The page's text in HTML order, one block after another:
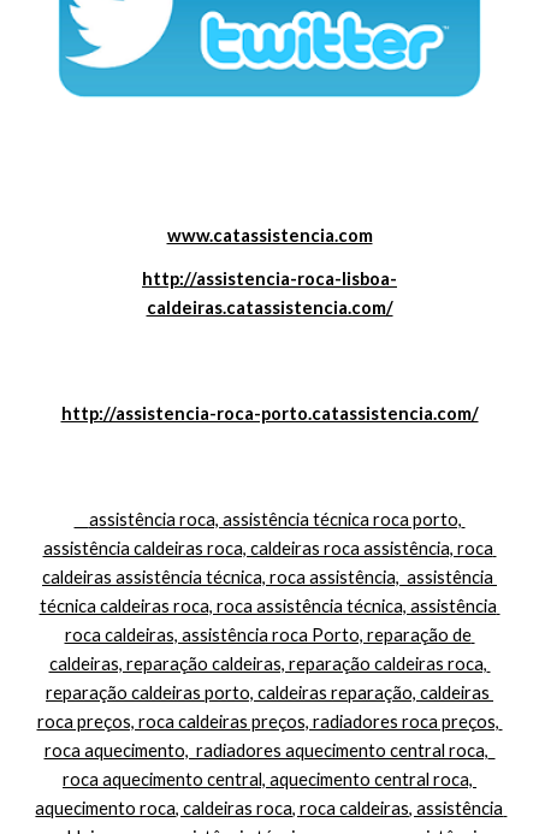
www.catassistencia.com
http://assistencia-roca-lisboa-
caldeiras.catassistencia.com/
http://assistencia-roca-porto.catassistencia.com/
assistência caldeiras roca, caldeiras roca assistência, roca
caldeiras assistência técnica, roca assistência,  assistência
técnica caldeiras roca, roca assistência técnica, assistência
roca caldeiras, assistência roca Porto, reparação de
caldeiras, reparação caldeiras, reparação caldeiras roca,
reparação caldeiras porto, caldeiras reparação, caldeiras
roca preços, roca caldeiras preços, radiadores roca preços,
roca aquecimento,  radiadores aquecimento central roca,
roca aquecimento central, aquecimento central roca,
aquecimento roca, caldeiras roca, roca caldeiras, assistência